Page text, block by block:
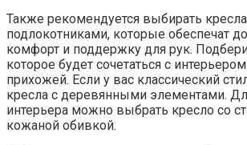
Также рекомендуется выбирать
подлокотниками, которые обеспечат
комфорт и поддержку для рук.
которое будет сочетаться с
прихожей. Если у вас классический
кресла с деревянными элементами.
интерьера можно выбрать кресло со
кожаной обивкой.